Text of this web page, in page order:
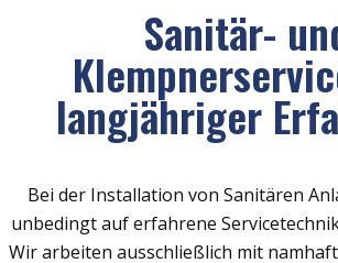
Sanitär-
langjähriger
Bei der Installation von Sanitären
unbedingt auf erfahrene
Wir arbeiten ausschließlich mit